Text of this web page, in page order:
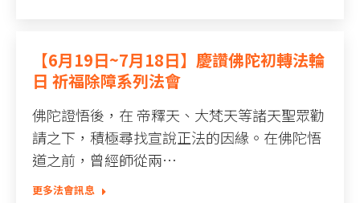
【6月19日~7月18日】慶讚佛陀初轉法輪
日 祈福除障系列法會
佛陀證悟後，在 帝釋天、大梵天等諸天聖眾勸
請之下，積極尋找宣說正法的因緣。在佛陀悟
道之前，曾經師從兩…
更多法會訊息